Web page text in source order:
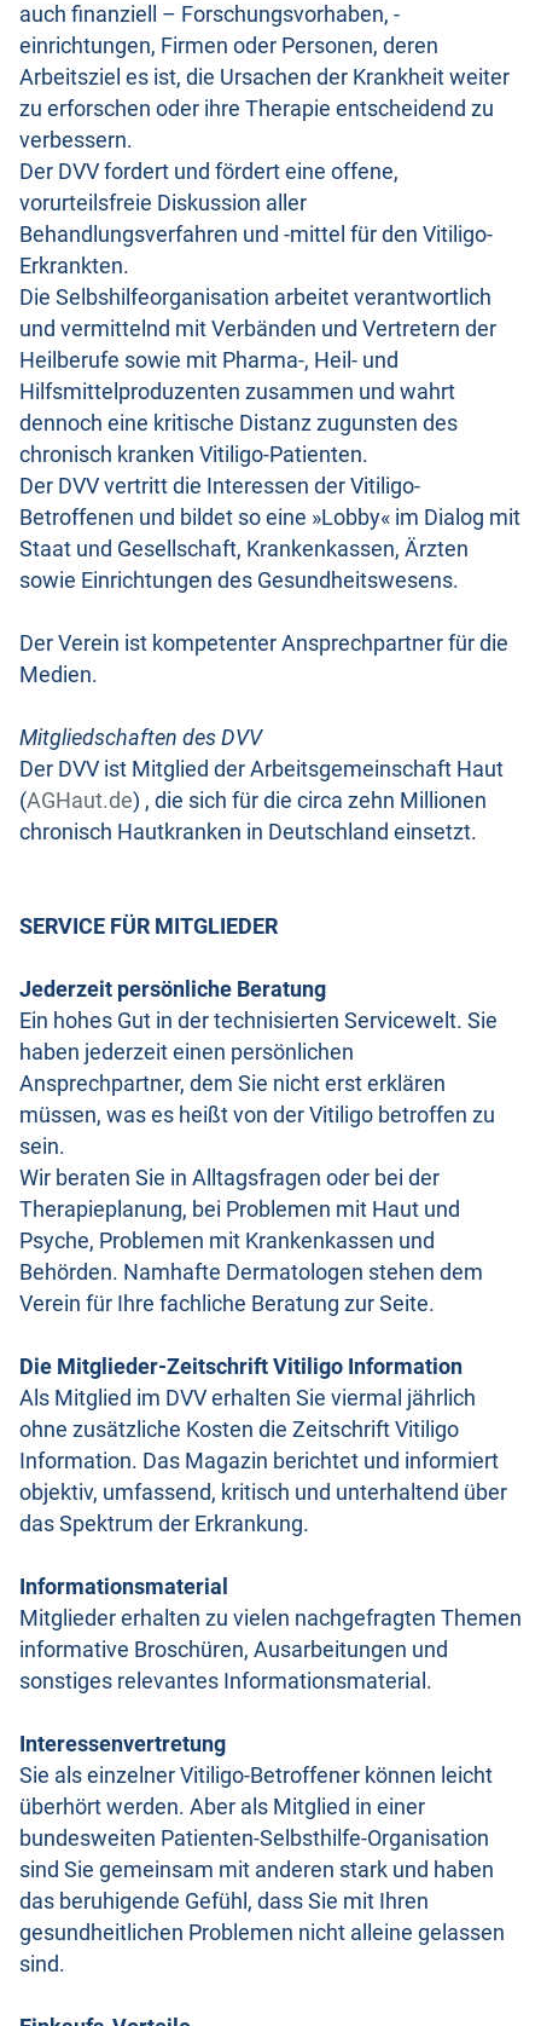
auch finanziell – Forschungsvorhaben, -
einrichtungen, Firmen oder Personen, deren
Arbeitsziel es ist, die Ursachen der Krankheit weiter
zu erforschen oder ihre Therapie entscheidend zu
verbessern.
Der DVV fordert und fördert eine offene,
vorurteilsfreie Diskussion aller
Behandlungsverfahren und -mittel für den Vitiligo-
Erkrankten.
Die Selbshilfeorganisation arbeitet verantwortlich
und vermittelnd mit Verbänden und Vertretern der
Heilberufe sowie mit Pharma-, Heil- und
Hilfsmittelproduzenten zusammen und wahrt
dennoch eine kritische Distanz zugunsten des
chronisch kranken Vitiligo-Patienten.
Der DVV vertritt die Interessen der Vitiligo-
Betroffenen und bildet so eine »Lobby« im Dialog mit
Staat und Gesellschaft, Krankenkassen, Ärzten
sowie Einrichtungen des Gesundheitswesens.
Der Verein ist kompetenter Ansprechpartner für die
Medien.
Mitgliedschaften des DVV
Der DVV ist Mitglied der Arbeitsgemeinschaft Haut
(AGHaut.de) , die sich für die circa zehn Millionen
chronisch Hautkranken in Deutschland einsetzt.
SERVICE FÜR MITGLIEDER
Jederzeit persönliche Beratung
Ein hohes Gut in der technisierten Servicewelt. Sie
haben jederzeit einen persönlichen
Ansprechpartner, dem Sie nicht erst erklären
müssen, was es heißt von der Vitiligo betroffen zu
sein.
Wir beraten Sie in Alltagsfragen oder bei der
Therapieplanung, bei Problemen mit Haut und
Psyche, Problemen mit Krankenkassen und
Behörden. Namhafte Dermatologen stehen dem
Verein für Ihre fachliche Beratung zur Seite.
Die Mitglieder-Zeitschrift Vitiligo Information
Als Mitglied im DVV erhalten Sie viermal jährlich
ohne zusätzliche Kosten die Zeitschrift Vitiligo
Information. Das Magazin berichtet und informiert
objektiv, umfassend, kritisch und unterhaltend über
das Spektrum der Erkrankung.
Informationsmaterial
Mitglieder erhalten zu vielen nachgefragten Themen
informative Broschüren, Ausarbeitungen und
sonstiges relevantes Informationsmaterial.
Interessenvertretung
Sie als einzelner Vitiligo-Betroffener können leicht
überhört werden. Aber als Mitglied in einer
bundesweiten Patienten-Selbsthilfe-Organisation
sind Sie gemeinsam mit anderen stark und haben
das beruhigende Gefühl, dass Sie mit Ihren
gesundheitlichen Problemen nicht alleine gelassen
sind.